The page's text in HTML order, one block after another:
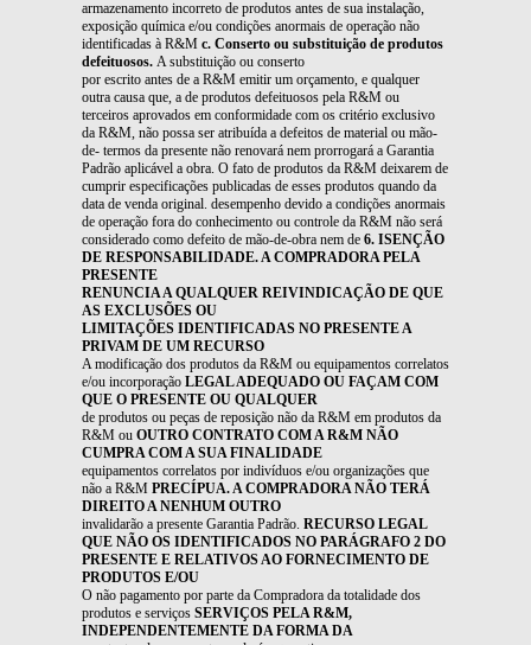
armazenamento incorreto de produtos antes de sua instalação,
exposição química e/ou condições anormais de operação não
identificadas à R&M c. Conserto ou substituição de produtos
defeituosos. A substituição ou conserto
por escrito antes de a R&M emitir um orçamento, e qualquer
outra causa que, a de produtos defeituosos pela R&M ou
terceiros aprovados em conformidade com os critério exclusivo
da R&M, não possa ser atribuída a defeitos de material ou mão-
de- termos da presente não renovará nem prorrogará a Garantia
Padrão aplicável a obra. O fato de produtos da R&M deixarem de
cumprir especificações publicadas de esses produtos quando da
data de venda original. desempenho devido a condições anormais
de operação fora do conhecimento ou controle da R&M não será
considerado como defeito de mão-de-obra nem de 6. ISENÇÃO
DE RESPONSABILIDADE. A COMPRADORA PELA
PRESENTE
RENUNCIA A QUALQUER REIVINDICAÇÃO DE QUE
AS EXCLUSÕES OU
LIMITAÇÕES IDENTIFICADAS NO PRESENTE A
PRIVAM DE UM RECURSO
A modificação dos produtos da R&M ou equipamentos correlatos
e/ou incorporação LEGAL ADEQUADO OU FAÇAM COM
QUE O PRESENTE OU QUALQUER
de produtos ou peças de reposição não da R&M em produtos da
R&M ou OUTRO CONTRATO COM A R&M NÃO
CUMPRA COM A SUA FINALIDADE
equipamentos correlatos por indivíduos e/ou organizações que
não a R&M PRECÍPUA. A COMPRADORA NÃO TERÁ
DIREITO A NENHUM OUTRO
invalidarão a presente Garantia Padrão. RECURSO LEGAL
QUE NÃO OS IDENTIFICADOS NO PARÁGRAFO 2 DO
PRESENTE E RELATIVOS AO FORNECIMENTO DE
PRODUTOS E/OU
O não pagamento por parte da Compradora da totalidade dos
produtos e serviços SERVIÇOS PELA R&M,
INDEPENDENTEMENTE DA FORMA DA